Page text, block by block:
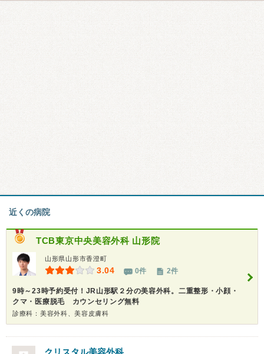
近くの病院
TCB東京中央美容外科 山形院
山形県山形市香澄町
3.04 0件 2件
9時～23時予約受付！JR山形駅２分の美容外科。二重整形・小顔・
クマ・医療脱毛 カウンセリング無料
診療科：美容外科、美容皮膚科
クリスタル美容外科